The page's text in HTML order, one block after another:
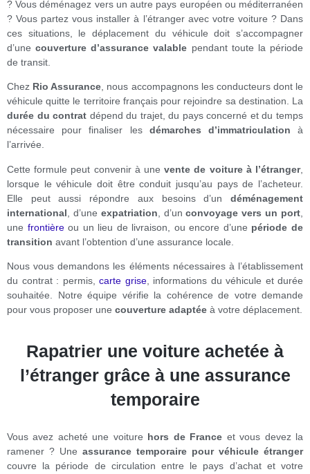
? Vous déménagez vers un autre pays européen ou méditerranéen
? Vous partez vous installer à l’étranger avec votre voiture ? Dans
ces situations, le déplacement du véhicule doit s’accompagner
d’unecouverture d’assurance valable pendant toute la période
de transit.
Chez Rio Assurance , nous accompagnons les conducteurs dont le
véhicule quitte le territoire français pour rejoindre sa destination. La
durée du contrat dépend du trajet, du pays concerné et du temps
nécessaire pour finaliser les démarches d’immatriculationà
l’arrivée.
Cette formule peut convenir à unevente de voiture à l’étranger,
lorsque le véhicule doit être conduit jusqu’au pays de l’acheteur.
Elle peut aussi répondre aux besoins d’un déménagement
international , d’une expatriation , d’unconvoyage vers un port
une frontièreou un lieu de livraison, ou encore d’une période de
transition avant l’obtention d’une assurance locale.
Nous vous demandons les éléments nécessaires à l’établissement
du contrat : permis, carte grise, informations du véhicule et durée
souhaitée. Notre équipe vérifie la cohérence de votre demande
pour vous proposer une couverture adaptée à votre déplacement.
Rapatrier une voiture achetée à
l’étranger grâce à une assurance
temporaire
Vous avez acheté une voiture hors de France et vous devez la
ramener ? Une assurance temporaire pour véhicule étranger
couvre la période de circulation entre le pays d’achat et votre